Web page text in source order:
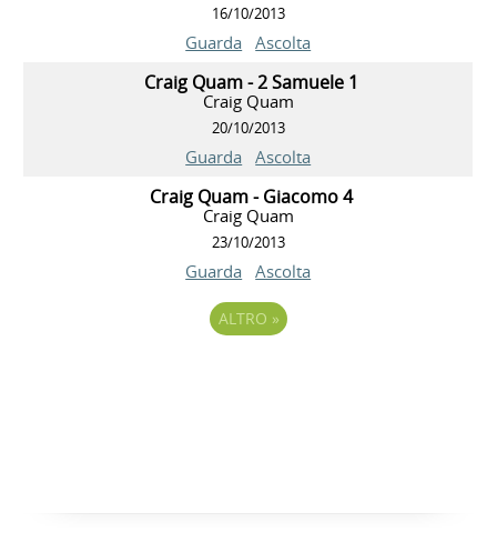
16/10/2013
Guarda Ascolta
Craig Quam - 2 Samuele 1
Craig Quam
20/10/2013
Guarda Ascolta
Craig Quam - Giacomo 4
Craig Quam
23/10/2013
Guarda Ascolta
ALTRO »